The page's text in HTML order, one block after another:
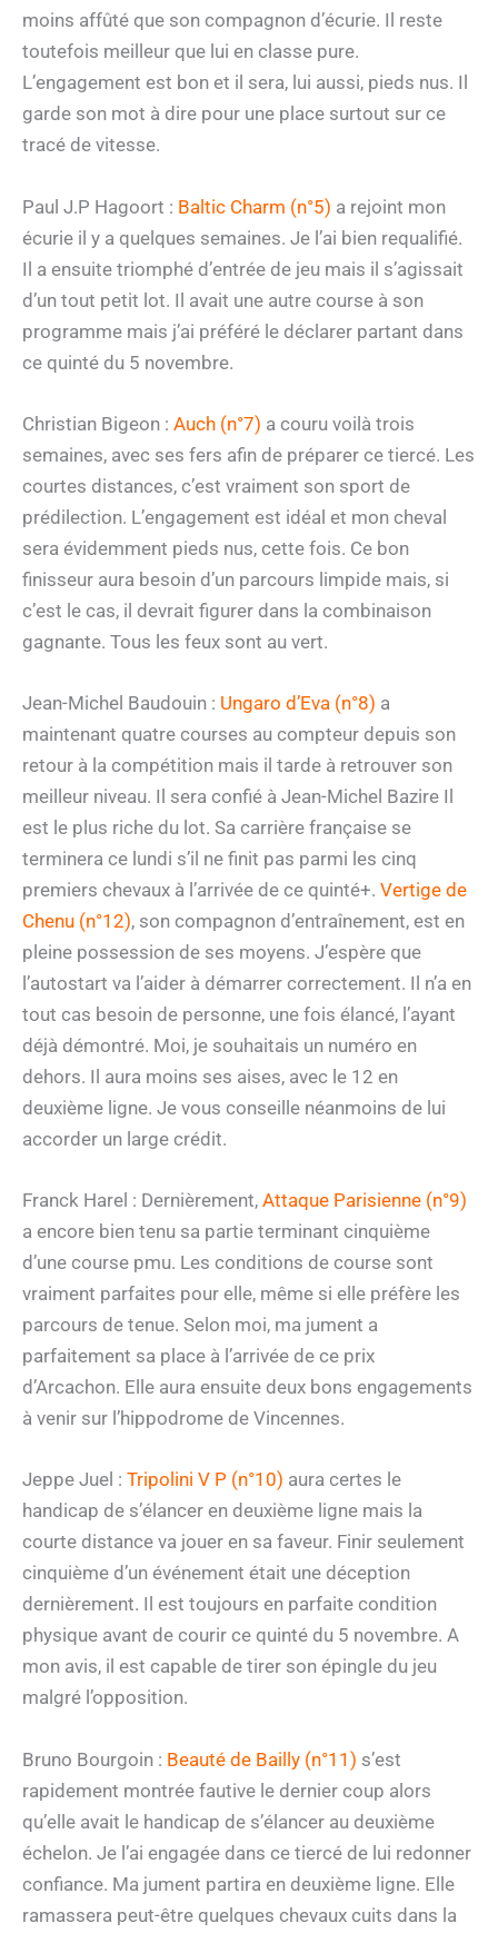
moins affûté que son compagnon d’écurie. Il reste
toutefois meilleur que lui en classe pure.
L’engagement est bon et il sera, lui aussi, pieds nus. Il
garde son mot à dire pour une place surtout sur ce
tracé de vitesse.
Paul J.P Hagoort : Baltic Charm (n°5) a rejoint mon
écurie il y a quelques semaines. Je l’ai bien requalifié.
Il a ensuite triomphé d’entrée de jeu mais il s’agissait
d’un tout petit lot. Il avait une autre course à son
programme mais j’ai préféré le déclarer partant dans
ce quinté du 5 novembre.
Christian Bigeon : Auch (n°7) a couru voilà trois
semaines, avec ses fers afin de préparer ce tiercé. Les
courtes distances, c’est vraiment son sport de
prédilection. L’engagement est idéal et mon cheval
sera évidemment pieds nus, cette fois. Ce bon
finisseur aura besoin d’un parcours limpide mais, si
c’est le cas, il devrait figurer dans la combinaison
gagnante. Tous les feux sont au vert.
Jean-Michel Baudouin : Ungaro d’Eva (n°8) a
maintenant quatre courses au compteur depuis son
retour à la compétition mais il tarde à retrouver son
meilleur niveau. Il sera confié à Jean-Michel Bazire Il
est le plus riche du lot. Sa carrière française se
terminera ce lundi s’il ne finit pas parmi les cinq
premiers chevaux à l’arrivée de ce quinté+. Vertige de
Chenu (n°12), son compagnon d’entraînement, est en
pleine possession de ses moyens. J’espère que
l’autostart va l’aider à démarrer correctement. Il n’a en
tout cas besoin de personne, une fois élancé, l’ayant
déjà démontré. Moi, je souhaitais un numéro en
dehors. Il aura moins ses aises, avec le 12 en
deuxième ligne. Je vous conseille néanmoins de lui
accorder un large crédit.
Franck Harel : Dernièrement, Attaque Parisienne (n°9)
a encore bien tenu sa partie terminant cinquième
d’une course pmu. Les conditions de course sont
vraiment parfaites pour elle, même si elle préfère les
parcours de tenue. Selon moi, ma jument a
parfaitement sa place à l’arrivée de ce prix
d’Arcachon. Elle aura ensuite deux bons engagements
à venir sur l’hippodrome de Vincennes.
Jeppe Juel : Tripolini V P (n°10) aura certes le
handicap de s’élancer en deuxième ligne mais la
courte distance va jouer en sa faveur. Finir seulement
cinquième d’un événement était une déception
dernièrement. Il est toujours en parfaite condition
physique avant de courir ce quinté du 5 novembre. A
mon avis, il est capable de tirer son épingle du jeu
malgré l’opposition.
Bruno Bourgoin : Beauté de Bailly (n°11) s’est
rapidement montrée fautive le dernier coup alors
qu’elle avait le handicap de s’élancer au deuxième
échelon. Je l’ai engagée dans ce tiercé de lui redonner
confiance. Ma jument partira en deuxième ligne. Elle
ramassera peut-être quelques chevaux cuits dans la